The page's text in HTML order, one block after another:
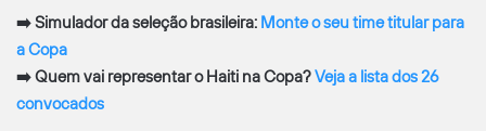
➡️ Simulador da seleção brasileira: Monte o seu time titular para
a Copa
➡️ Quem vai representar o Haiti na Copa?Veja a lista dos 26
convocados